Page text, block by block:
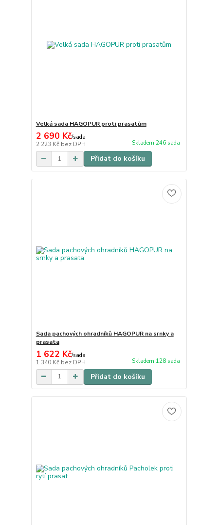
Velká sada HAGOPUR proti prasatům
2 690 Kč/sada
2 223 Kč bez DPH Skladem 246 sada
Přidat do košíku
Sada pachových ohradníků HAGOPUR na srnky a
prasata
1 622 Kč/sada
1 340 Kč bez DPH Skladem 128 sada
Přidat do košíku